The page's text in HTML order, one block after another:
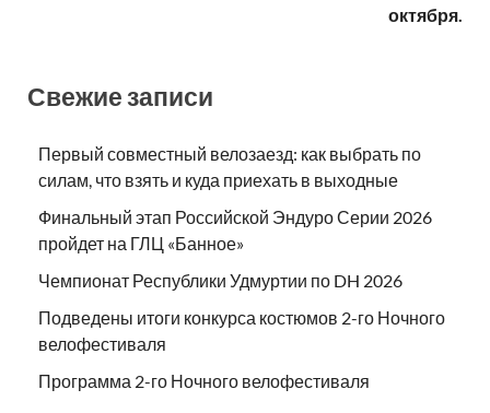
октября.
Свежие записи
Первый совместный велозаезд: как выбрать по
силам, что взять и куда приехать в выходные
Финальный этап Российской Эндуро Серии 2026
пройдет на ГЛЦ «Банное»
Чемпионат Республики Удмуртии по DH 2026
Подведены итоги конкурса костюмов 2-го Ночного
велофестиваля
Программа 2-го Ночного велофестиваля